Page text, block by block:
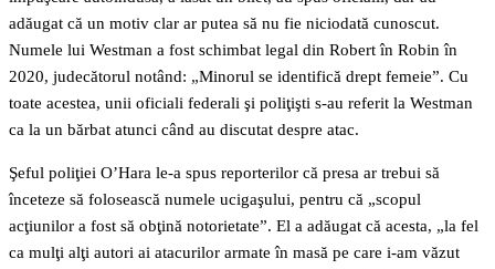
adăugat că un motiv clar ar putea să nu fie niciodată cunoscut.
Numele lui Westman a fost schimbat legal din Robert în Robin în
2020, judecătorul notând: „Minorul se identifică drept femeie”. Cu
toate acestea, unii oficiali federali şi poliţişti s-au referit la Westman
ca la un bărbat atunci când au discutat despre atac.
Şeful poliţiei O’Hara le-a spus reporterilor că presa ar trebui să
înceteze să folosească numele ucigaşului, pentru că „scopul
acţiunilor a fost să obţină notorietate”. El a adăugat că acesta, „la fel
ca mulţi alţi autori ai atacurilor armate în masă pe care i-am văzut